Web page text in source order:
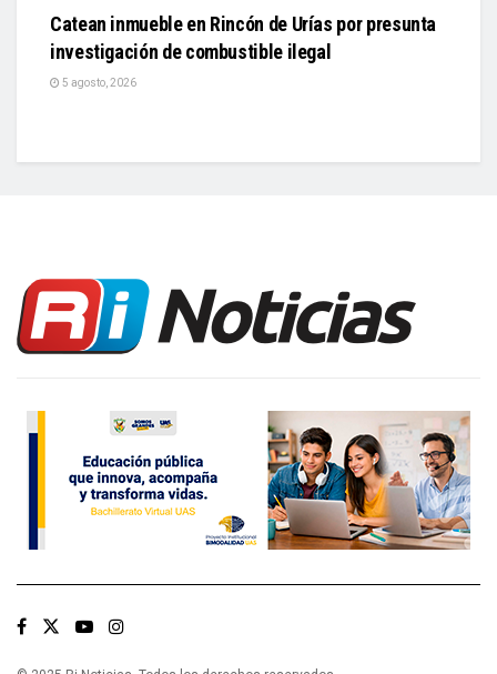
Catean inmueble en Rincón de Urías por presunta
investigación de combustible ilegal
5 agosto, 2026